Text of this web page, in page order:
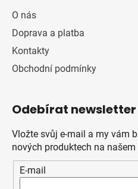
O nás
Doprava a platba
Kontakty
Obchodní podmínky
Odebírat newsletter
Vložte svůj e-mail a my vám
nových produktech na našem
E-mail